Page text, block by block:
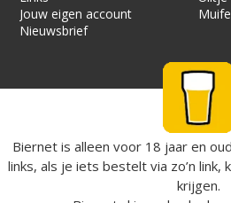
Jouw eigen account
Nieuwsbrief
the
Biernet is alleen voor 18 jaar en
links, als je iets bestelt via zo’n link,
krijgen.